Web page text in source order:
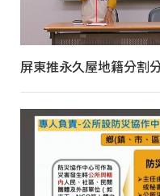
屏東推永久屋地籍分割